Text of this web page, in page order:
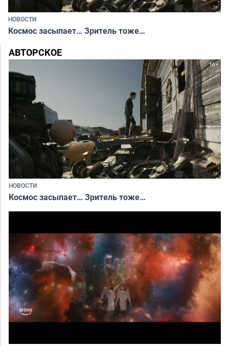
НОВОСТИ
Космос засыпает… Зритель тоже…
АВТОРСКОЕ
НОВОСТИ
Космос засыпает… Зритель тоже…